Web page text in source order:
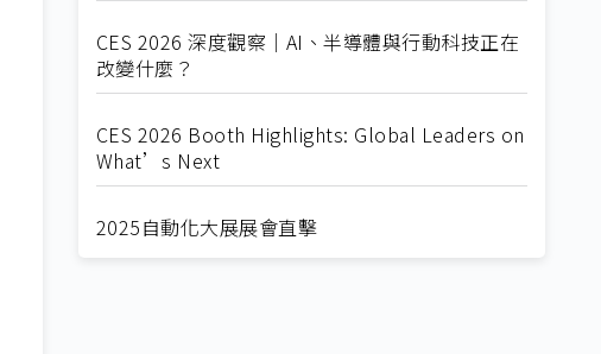
CES 2026 深度觀察｜AI、半導體與行動科技正在
改變什麼？
CES 2026 Booth Highlights: Global Leaders on
What’s Next
2025自動化大展展會直擊